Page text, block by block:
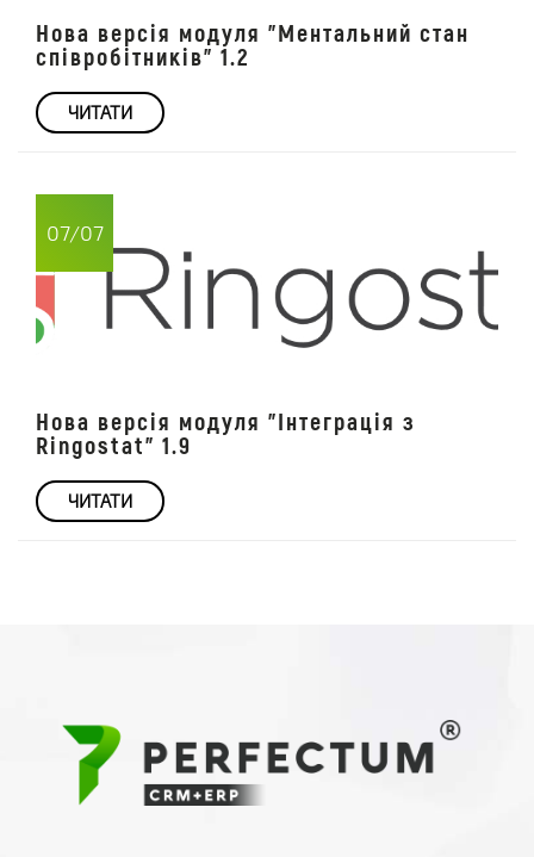
Нова версія модуля "Ментальний стан
співробітників" 1.2
ЧИТАТИ
07/07
Нова версія модуля "Інтеграція з
Ringostat" 1.9
ЧИТАТИ